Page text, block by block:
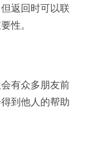
返回时可以联
性。
有众多朋友前
到他人的帮助